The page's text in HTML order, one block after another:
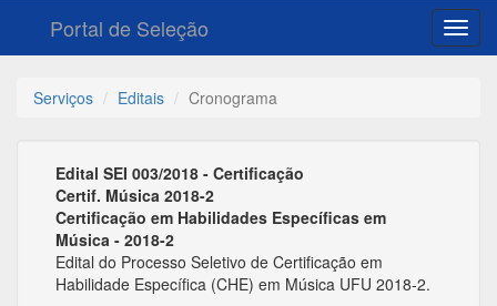
Portal de Seleção
Serviços Editais Cronograma
Edital SEI 003/2018 - Certificação
Certif. Música 2018-2
Certificação em Habilidades Específicas em
Música - 2018-2
Edital do Processo Seletivo de Certificação em
Habilidade Específica (CHE) em Música UFU 2018-2.